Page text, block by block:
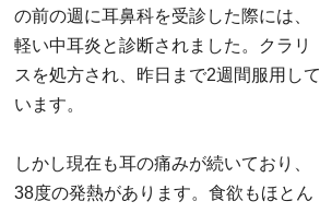
の前の週に耳鼻科を受診した際には、
軽い中耳炎と診断されました。クラリ
スを処方され、昨日まで2週間服用して
います。
しかし現在も耳の痛みが続いており、
38度の発熱があります。食欲もほとん